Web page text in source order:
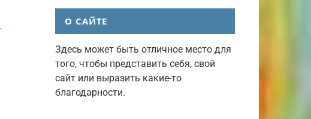
О САЙТЕ
Здесь может быть отличное место для
того, чтобы представить себя, свой
сайт или выразить какие-то
благодарности.